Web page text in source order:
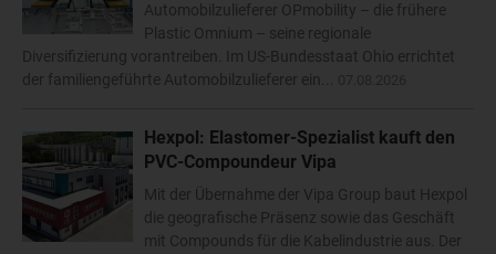
Automobilzulieferer OPmobility – die frühere
Plastic Omnium – seine regionale
Diversifizierung vorantreiben. Im US-Bundesstaat Ohio errichtet
der familiengeführte Automobilzulieferer ein...
Hexpol: Elastomer-Spezialist kauft den
PVC-Compoundeur Vipa
Mit der Übernahme der Vipa Group baut Hexpol
die geografische Präsenz sowie das Geschäft
mit Compounds für die Kabelindustrie aus. Der